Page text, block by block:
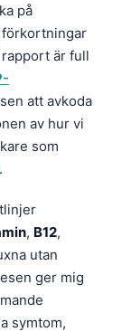
på
förkortningar
är full
att avkoda
av hur vi
som
.
, B12,
utan
ger mig
symtom,